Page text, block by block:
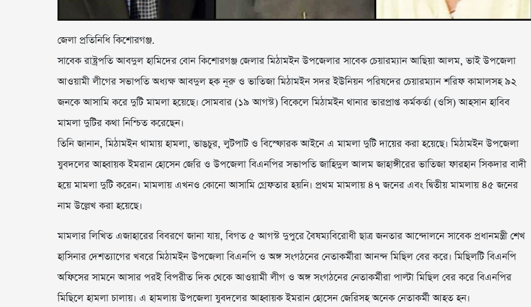
জেলা প্রতিনিধি কিশোরগঞ্জ.
সাবেক রাষ্ট্রপতি আবদুল হামিদের বোন কিশোরগঞ্জ জেলার মিঠামইন উপজেলার সাবেক চেয়ারম্যান আছিয়া আলম, ভাই উপজেলা
আওয়ামী লীগের সভাপতি অধ্যক্ষ আবদুল হক নূরু ও ভাতিজা মিঠামইন সদর ইউনিয়ন পরিষদের চেয়ারম্যান শরিফ কামালসহ ৯২
জনকে আসামি করে দুটি মামলা হয়েছে। সোমবার (১৯ আগস্ট) বিকেলে মিঠামইন থানার ভারপ্রাপ্ত কর্মকর্তা (ওসি) আহসান হাবিব
মামলা দুটির কথা নিশ্চিত করেছেন।
তিনি জানান, মিঠামইন থামায় হামলা, ভাঙচুর, লুটপাট ও বিস্ফোরক আইনে এ মামলা দুটি দায়ের করা হয়েছে। মিঠামইন উপজেলা
যুবদলের আহ্বায়ক ইমরান হোসেন জেরি ও উপজেলা বিএনপির সভাপতি জাহিদুল আলম জাহাঙ্গীরের ভাতিজা ফারহান সিকদার বাদী
হয়ে মামলা দুটি করেন। মামলায় এখনও কোনো আসামি গ্রেফতার হয়নি। প্রথম মামলায় ৪৭ জনের এবং দ্বিতীয় মামলায় ৪৫ জনের
নাম উল্লেখ করা হয়েছে।
মামলার লিখিত এজাহারের বিবরণে জানা যায়, বিগত ৫ আগস্ট দুপুরে বৈষম্যবিরোধী ছাত্র জনতার আন্দোলনে সাবেক প্রধানমন্ত্রী শেখ
হাসিনার দেশত্যাগের খবরে মিঠামইন উপজেলা বিএনপি ও অঙ্গ সংগঠনের নেতাকর্মীরা আনন্দ মিছিল বের করে। মিছিলটি বিএনপি
অফিসের সামনে আসার পরই বিপরীত দিক থেকে আওয়ামী লীগ ও অঙ্গ সংগঠনের নেতাকর্মীরা পাল্টা মিছিল বের করে বিএনপির
মিছিলে হামলা চালায়। এ হামলায় উপজেলা যুবদলের আহ্বায়ক ইমরান হোসেন জেরিসহ অনেক নেতাকর্মী আহত হন।